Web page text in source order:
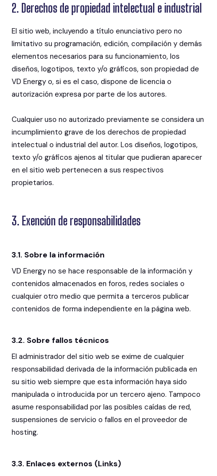
2. Derechos de propiedad intelectual e industrial
El sitio web, incluyendo a título enunciativo pero no
limitativo su programación, edición, compilación y demás
elementos necesarios para su funcionamiento, los
diseños, logotipos, texto y/o gráficos, son propiedad de
VD Energy o, si es el caso, dispone de licencia o
autorización expresa por parte de los autores.
Cualquier uso no autorizado previamente se considera un
incumplimiento grave de los derechos de propiedad
intelectual o industrial del autor. Los diseños, logotipos,
texto y/o gráficos ajenos al titular que pudieran aparecer
en el sitio web pertenecen a sus respectivos
propietarios.
3. Exención de responsabilidades
3.1. Sobre la información
VD Energy no se hace responsable de la información y
contenidos almacenados en foros, redes sociales o
cualquier otro medio que permita a terceros publicar
contenidos de forma independiente en la página web.
3.2. Sobre fallos técnicos
El administrador del sitio web se exime de cualquier
responsabilidad derivada de la información publicada en
su sitio web siempre que esta información haya sido
manipulada o introducida por un tercero ajeno. Tampoco
asume responsabilidad por las posibles caídas de red,
suspensiones de servicio o fallos en el proveedor de
hosting.
3.3. Enlaces externos (Links)